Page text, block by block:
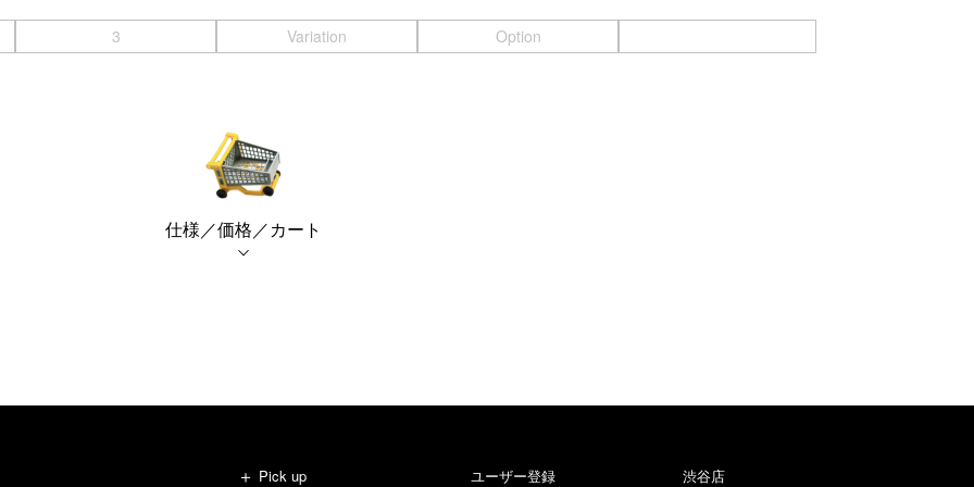
3 Variation Option
仕様／価格／カート
Pick up ユーザー登録 渋谷店